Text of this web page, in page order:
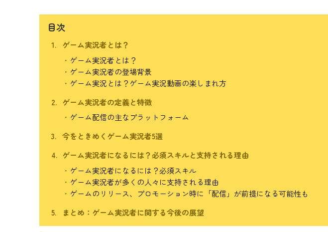
目次
ゲーム実況者とは？
ゲーム実況者とは？
ゲーム実況者の登場背景
ゲーム実況とは？ゲーム実況動画の楽しまれ方
ゲーム実況者の定義と特徴
ゲーム配信の主なプラットフォーム
今をときめくゲーム実況者5選
ゲーム実況者になるには？必須スキルと支持される理由
ゲーム実況者になるには？必須スキル
ゲーム実況者が多くの人々に支持される理由
ゲームのリリース、プロモーション時に「配信」が前提になる可能性も
まとめ：ゲーム実況者に関する今後の展望